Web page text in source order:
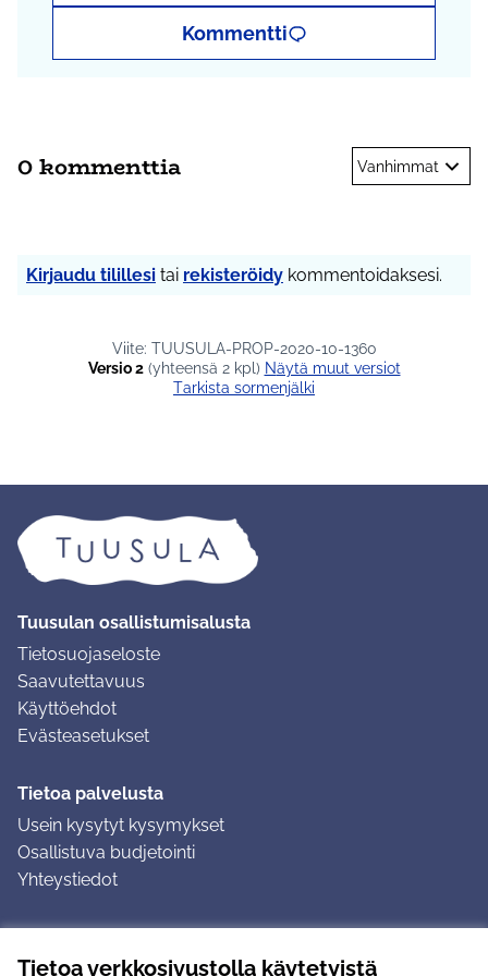
Tietoa verkkosivustolla käytetyistä
Kommentti
0 kommenttia Vanhimmat
Kirjaudu tilillesi tai rekisteröidy kommentoidaksesi.
Viite: TUUSULA-PROP-2020-10-1360
Versio 2(yhteensä 2 kpl)
näytä muut versiot
Tarkista sormenjälki
Tuusulan osallistumisalusta
Tietosuojaseloste
Saavutettavuus
Käyttöehdot
Evästeasetukset
Tietoa palvelusta
Usein kysytyt kysymykset
Osallistuva budjetointi
Yhteystiedot